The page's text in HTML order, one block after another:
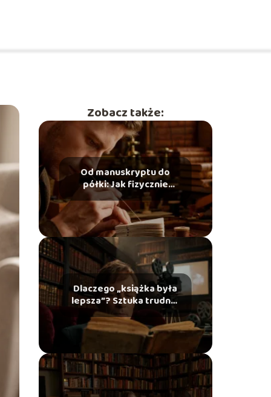
Zobacz także:
Od manuskryptu do
półki: Jak fizycznie
powstaje książka?
Dlaczego „książka była
lepsza”? Sztuka trudnej
adaptacji literackiej na
ekran